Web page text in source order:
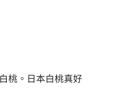
桃。日本白桃真好